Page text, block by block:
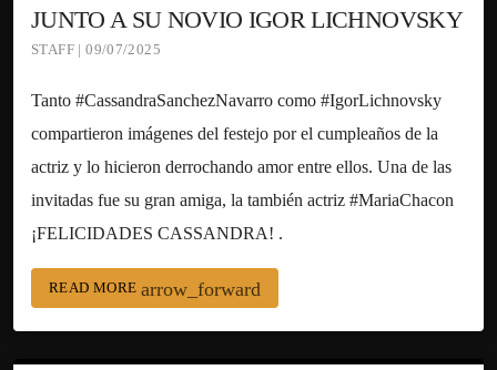
JUNTO A SU NOVIO IGOR LICHNOVSKY
STAFF | 09/07/2025
Tanto #CassandraSanchezNavarro como #IgorLichnovsky
compartieron imágenes del festejo por el cumpleaños de la
actriz y lo hicieron derrochando amor entre ellos. Una de las
invitadas fue su gran amiga, la también actriz #MariaChacon
¡FELICIDADES CASSANDRA! .
READ MORE arrow_forward